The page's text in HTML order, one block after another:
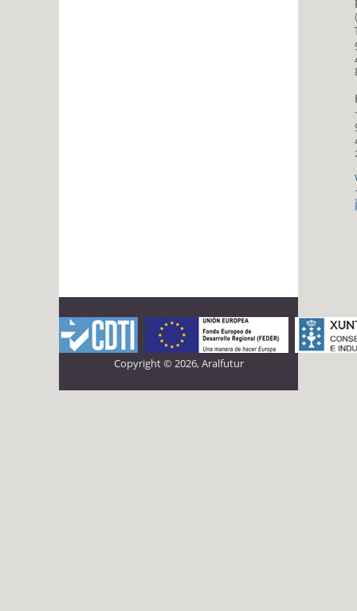
Copyright © 2026, Aralfutur